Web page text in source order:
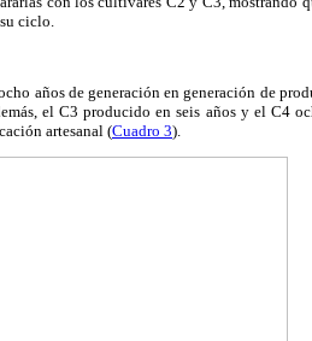
ciclo.
años de generación en generación de
el C3 producido en seis años y el C4
artesanal (Cuadro 3).